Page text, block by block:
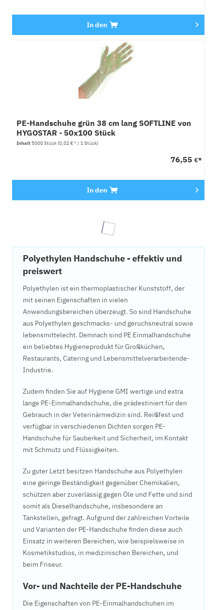
In den
PE-Handschuhe grün 38 cm lang SOFTLINE von
HYGOSTAR - 50x100 Stück
Inhalt 5000 Stück(0,02 € * / 1 Stück)
76,55 €*
In den
Polyethylen Handschuhe - effektiv und
preiswert
Polyethylen ist ein thermoplastischer Kunststoff, der
mit seinen Eigenschaften in vielen
Anwendungsbereichen überzeugt. So sind Handschuhe
aus Polyethylen geschmacks- und geruchsneutral sowie
lebensmittelecht. Demnach sind PE Einmalhandschuhe
ein beliebtes Hygieneprodukt für Großküchen,
Restaurants, Catering und Lebensmittelverarbeitende-
Industrie.
Zudem finden Sie auf Hygiene GMI wertige und extra
lange PE-Einmalhandschuhe, die prädestiniert für den
Gebrauch in der Veterinärmedizin sind. Reißfest und
verfügbar in verschiedenen Dichten sorgen PE-
Handschuhe für Sauberkeit und Sicherheit, im Kontakt
mit Schmutz und Flüssigkeiten.
Zu guter Letzt besitzen Handschuhe aus Polyethylen
eine geringe Beständigkeit gegenüber Chemikalien,
schützen aber zuverlässig gegen Öle und Fette und sind
somit als Dieselhandschuhe, insbesondere an
Tankstellen, gefragt. Aufgrund der zahlreichen Vorteile
und Varianten der PE-Handschuhe finden diese auch
Einsatz in weiteren Bereichen, wie beispielsweise in
Kosmetikstudios, in medizinischen Bereichen, und
beim Friseur.
Vor- und Nachteile der PE-Handschuhe
Die Eigenschaften von PE-Einmalhandschuhen im